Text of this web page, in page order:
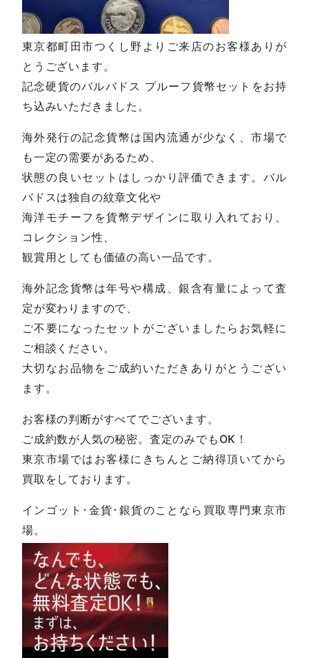
東京都町田市つくし野よりご来店のお客様ありが
とうございます。
記念硬貨のバルバドス プルーフ貨幣セットをお持
ち込みいただきました。
海外発行の記念貨幣は国内流通が少なく、市場で
も一定の需要があるため、
状態の良いセットはしっかり評価できます。バル
バドスは独自の紋章文化や
海洋モチーフを貨幣デザインに取り入れており、
コレクション性、
観賞用としても価値の高い一品です。
海外記念貨幣は年号や構成、銀含有量によって査
定が変わりますので、
ご不要になったセットがございましたらお気軽に
ご相談ください。
大切なお品物をご成約いただきありがとうござい
ます。
お客様の判断がすべてでございます。
ご成約数が人気の秘密。査定のみでもOK！
東京市場ではお客様にきちんとご納得頂いてから
買取をしております。
インゴット･金貨･銀貨のことなら買取専門東京市
場。